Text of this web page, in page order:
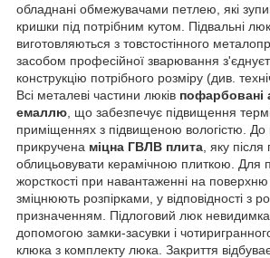
обладнані обмежувачами петлею, які
кришки під потрібним кутом. Підвальні
виготовляються з товстостінного
засобом професійної зварювання
конструкцію потрібного розміру (див.
Всі металеві частини люків пофарбовані
емаллю , що забезпечує підвищення
приміщеннях з підвищеною вологістю. До
прикручена міцна ГВЛВ плита , яку
облицьовувати керамічною плиткою. Для
жорсткості при навантаженні на
зміцнюють розпірками, у відповідності з
призначенням. Підлоговий люк невидимка
допомогою замки-засувки і
клюка з комплекту люка. Закриття